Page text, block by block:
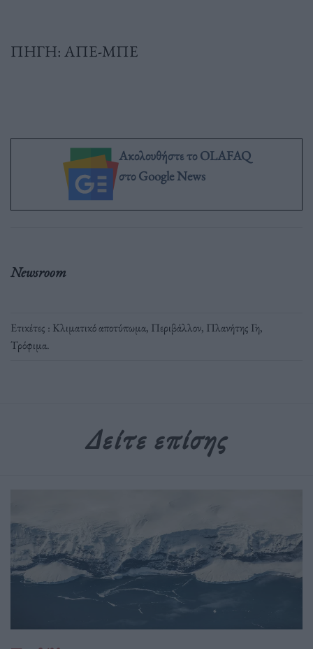
ΠΗΓΗ: ΑΠΕ-ΜΠΕ
Ακολουθήστε το OLAFAQ
στο Google News
Newsroom
Ετικέτες : Κλιματικό αποτύπωμα, Περιβάλλον, Πλανήτης Γη,
Τρόφιμα.
Δείτε επίσης